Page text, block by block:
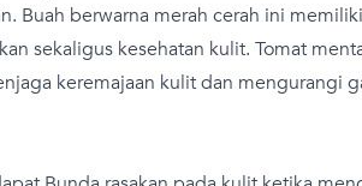
Buah berwarna merah cerah ini
sekaligus kesehatan kulit. Tomat
keremajaan kulit dan mengurangi